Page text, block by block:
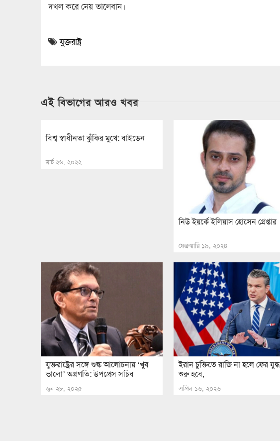
দখল করে নেয় তালেবান।
যুক্তরাষ্ট্র
এই বিভাগের আরও খবর
বিশ্ব স্বাধীনতা ঝুঁকির মুখে: বাইডেন
মার্চ ২৬, ২০২২
নিউ ইয়র্কে ইলিয়াস হোসেন গ্রেপ্তার
ফেব্রুয়ারি ১৯, ২০২৪
যুক্তরাষ্ট্রের সঙ্গে শুল্ক আলোচনায় ‘খুব
ভালো’ অগ্রগতি: উপপ্রেস সচিব
জুন ২৮, ২০২৫
ইরান চুক্তিতে রাজি না হলে ফের যুদ্ধ
শুরু হবে,
এপ্রিল ১৬, ২০২৬